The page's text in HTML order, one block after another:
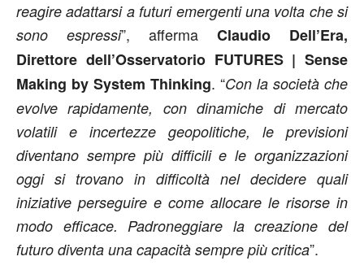
reagireadattarsi a futuri emergenti una volta che si
sono espressi”, afferma Claudio Dell’Era,
Direttore dell’Osservatorio FUTURES | Sense
Making by System Thinking. “Con la società che
evolve rapidamente, con dinamiche di mercato
volatili e incertezze geopolitiche, le previsioni
diventano sempre più difficili e le organizzazioni
oggi si trovano in difficoltà nel decidere quali
iniziative perseguire e come allocare le risorse in
modo efficace. Padroneggiare la creazione del
futuro diventa una capacità sempre più critica”.